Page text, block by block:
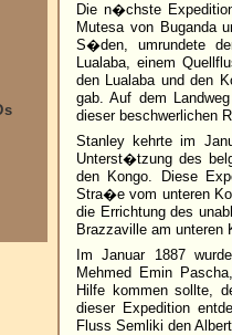
Die n�chste
Mutesa von Buganda
S�den, umrundete
Lualaba, einem
den Lualaba und den
gab. Auf dem
dieser beschwerlichen
Stanley kehrte im
Unterst�tzung des
den Kongo. Diese
Stra�e vom unteren
die Errichtung des
Brazzaville am unteren
Im Januar 1887
Mehmed Emin
Hilfe kommen sollte,
dieser Expedition
Fluss Semliki den